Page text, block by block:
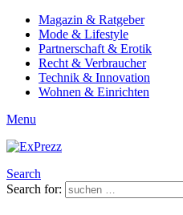
Magazin & Ratgeber
Mode & Lifestyle
Partnerschaft & Erotik
Recht & Verbraucher
Technik & Innovation
Wohnen & Einrichten
Menu
Search
Search for: